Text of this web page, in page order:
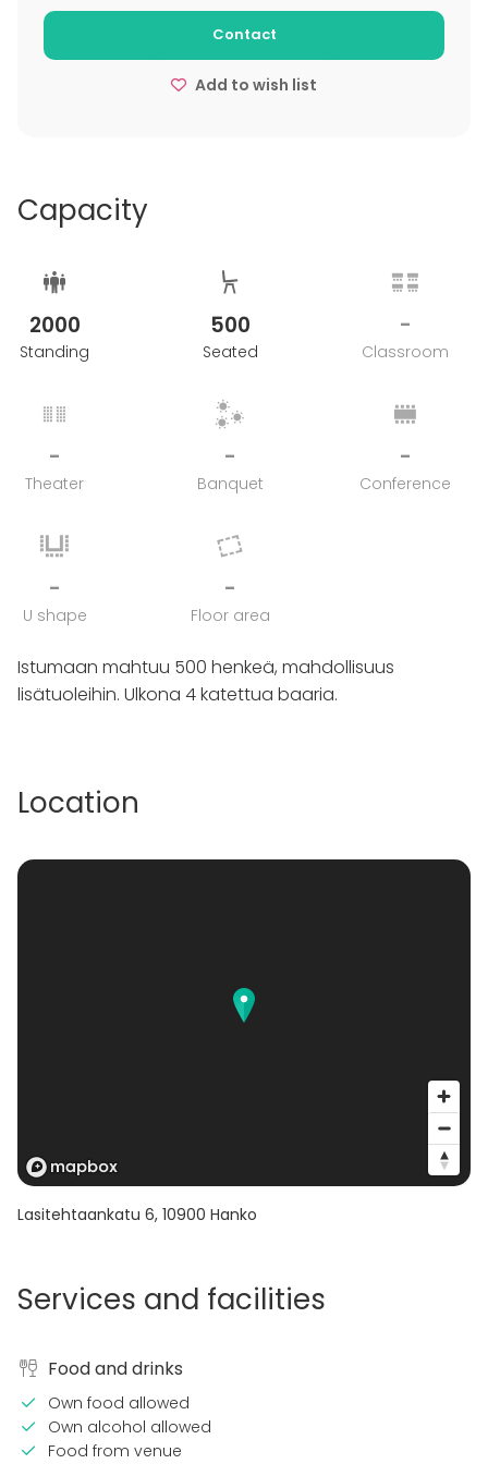
vierasvenesatamasta.
Contact
Add to wish list
Capacity
2000
Standing
500
Seated
-
Classroom
-
Theater
-
Banquet
-
Conference
-
U shape
-
Floor area
Istumaan mahtuu 500 henkeä, mahdollisuus
lisätuoleihin. Ulkona 4 katettua baaria.
Location
Lasitehtaankatu 6, 10900 Hanko
Services and facilities
Food and drinks
Own food allowed
Own alcohol allowed
Food from venue